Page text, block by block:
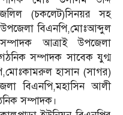
(চকলেট)সিনয়র সহ
বিএনপি,মোঃআব্দুল
আত্রাই উপজেলা
সম্পাদক সাবেক যুগ্ম
হাসান (সাগর)
বিএনপি,মহাসিন আলী
সম্পাদক।